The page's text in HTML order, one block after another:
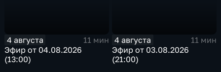
4 августа
11 мин
Эфир от 04.08.2026
(13:00)
4 августа
11 мин
Эфир от 03.08.2026
(21:00)